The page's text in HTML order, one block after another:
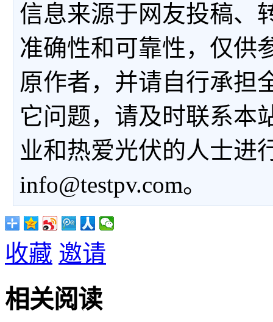
信息来源于网友投稿、
准确性和可靠性，仅供
原作者，并请自行承担
它问题，请及时联系本
业和热爱光伏的人士进
info@testpv.com。
收藏 邀请
相关阅读